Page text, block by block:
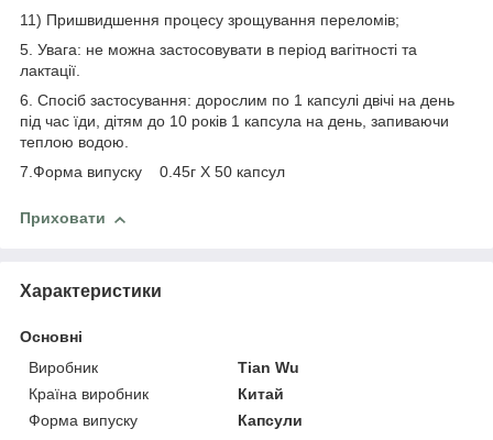
11) Пришвидшення процесу зрощування переломів;
5. Увага: не можна застосовувати в період вагітності та
лактації.
6. Спосіб застосування: дорослим по 1 капсулі двічі на день
під час їди, дітям до 10 років 1 капсула на день, запиваючи
теплою водою.
7.Форма випуску 0.45г Х 50 капсул
Приховати
Характеристики
Основні
Виробник
Tian Wu
Країна виробник
Китай
Форма випуску
Капсули